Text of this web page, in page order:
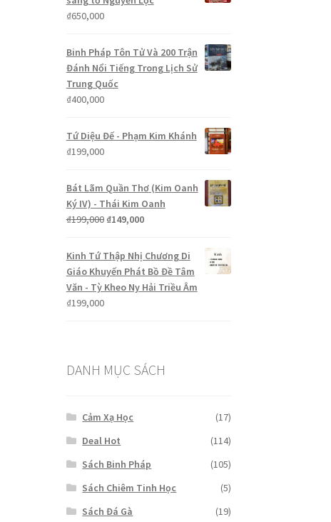
₫650,000
Binh Pháp Tôn Tử Và 200 Trận
Đánh Nổi Tiếng Trong Lịch Sử
Trung Quốc
₫400,000
Tứ Diệu Đế - Phạm Kim Khánh
₫199,000
Bát Lãm Quần Thơ (Kim Oanh
Ký IV) - Thái Kim Oanh
₫199,000 Giá
là:
₫199,000.
₫149,000Giá
tại
là:
₫149,000.
Kinh Tứ Thập Nhị Chương Di
Giáo Khuyến Phát Bồ Đề Tâm
Văn - Tỳ Kheo Ny Hải Triều Âm
₫199,000
DANH MỤC SÁCH
Cảm Xạ Học
(17)
Deal Hot
(114)
Sách Binh Pháp
(105)
Sách Chiêm Tinh Học
(5)
Sách Đá Gà
(19)